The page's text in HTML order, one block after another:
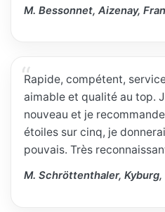
M. Bessonnet, Aizenay,
Rapide, compétent,
aimable et qualité au top.
nouveau et je
étoiles sur cinq, je
pouvais. Très
M. Schröttenthaler, Kyburg,